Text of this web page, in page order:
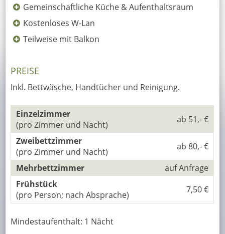
Gemeinschaftliche Küche & Aufenthaltsraum
Kostenloses W-Lan
Teilweise mit Balkon
PREISE
Inkl. Bettwäsche, Handtücher und Reinigung.
Einzelzimmer
(pro Zimmer und Nacht)
ab 51,- €
Zweibettzimmer
(pro Zimmer und Nacht)
ab 80,- €
Mehrbettzimmer
auf Anfrage
Frühstück
(pro Person; nach Absprache)
7,50 €
Mindestaufenthalt: 1 Nächt